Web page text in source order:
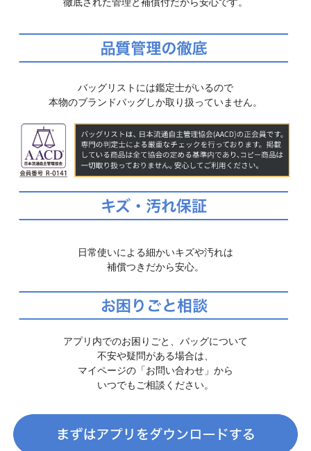
バッグリストには鑑定士がいるので
本物のブランドバッグしか取り扱っていません。
日常使いによる細かいキズや汚れは
補償つきだから安心。
アプリ内でのお困りごと、バッグについて
不安や疑問がある場合は、
マイページの「お問い合わせ」から
いつでもご相談ください。